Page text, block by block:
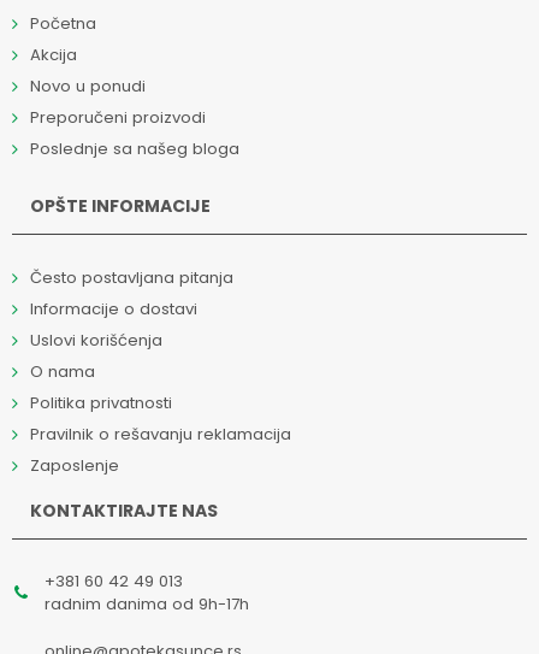
Početna
Akcija
Novo u ponudi
Preporučeni proizvodi
Poslednje sa našeg bloga
OPŠTE INFORMACIJE
Često postavljana pitanja
Informacije o dostavi
Uslovi korišćenja
O nama
Politika privatnosti
Pravilnik o rešavanju reklamacija
Zaposlenje
KONTAKTIRAJTE NAS
+381 60 42 49 013
radnim danima od 9h-17h